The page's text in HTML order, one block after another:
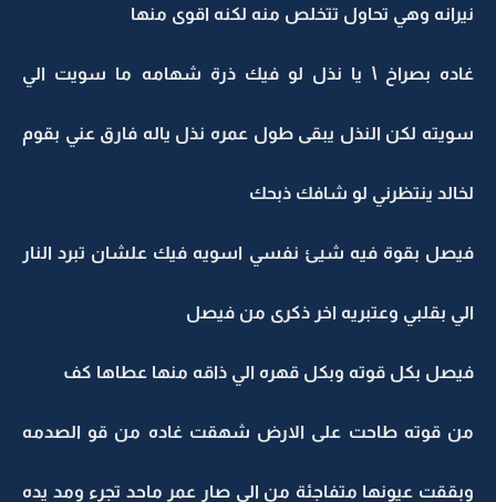
نيرانه وهي تحاول تتخلص منه لكنه اقوى منها
غاده بصراخ \ يا نذل لو فيك ذرة شهامه ما سويت الي
سويته لكن النذل يبقى طول عمره نذل ياله فارق عني بقوم
لخالد ينتظرني لو شافك ذبحك
فيصل بقوة فيه شيئ نفسي اسويه فيك علشان تبرد النار
الي بقلبي وعتبريه اخر ذكرى من فيصل
فيصل بكل قوته وبكل قهره الي ذاقه منها عطاها كف
من قوته طاحت على الارض شهقت غاده من قو الصدمه
وبققت عيونها متفاجئة من الي صار عمر ماحد تجرء ومد يده